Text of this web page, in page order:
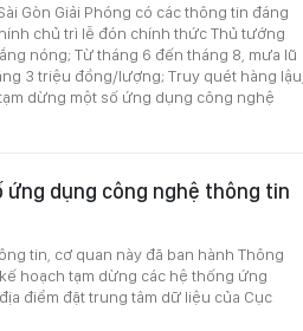
Gòn Giải Phóng có các thông tin đáng
chủ trì lễ đón chính thức Thủ tướng
nóng; Từ tháng 6 đến tháng 8, mưa lũ
3 triệu đồng/lượng; Truy quét hàng lậu,
dừng một số ứng dụng công nghệ
ứng dụng công nghệ thông tin
tin, cơ quan này đã ban hành Thông
hoạch tạm dừng các hệ thống ứng
điểm đặt trung tâm dữ liệu của Cục